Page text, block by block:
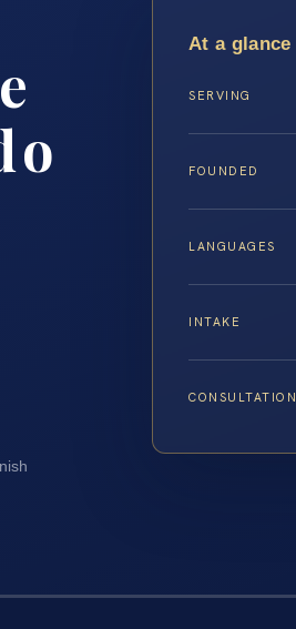
At a glance
SERVING
FOUNDED
LANGUAGES
INTAKE
CONSULTATION